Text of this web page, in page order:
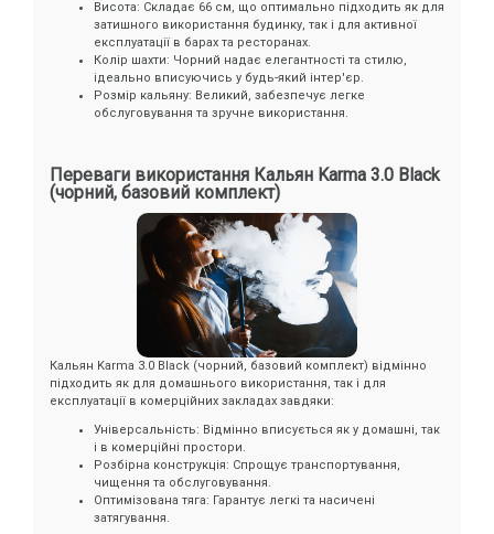
Висота: Складає 66 см, що оптимально підходить як для
затишного використання будинку, так і для активної
експлуатації в барах та ресторанах.
Колір шахти: Чорний надає елегантності та стилю,
ідеально вписуючись у будь-який інтер'єр.
Розмір кальяну: Великий, забезпечує легке
обслуговування та зручне використання.
Переваги використання Кальян Karma 3.0 Black
(чорний, базовий комплект)
Кальян Karma 3.0 Black (чорний, базовий комплект) відмінно
підходить як для домашнього використання, так і для
експлуатації в комерційних закладах завдяки:
Універсальність: Відмінно вписується як у домашні, так
і в комерційні простори.
Розбірна конструкція: Спрощує транспортування,
чищення та обслуговування.
Оптимізована тяга: Гарантує легкі та насичені
затягування.